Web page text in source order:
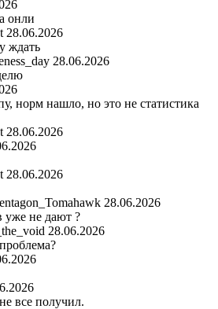
онли
28.06.2026
ждать
28.06.2026
норм нашло, но это не статистика
28.06.2026
28.06.2026
28.06.2026
уже не дают ?
28.06.2026
все получил.